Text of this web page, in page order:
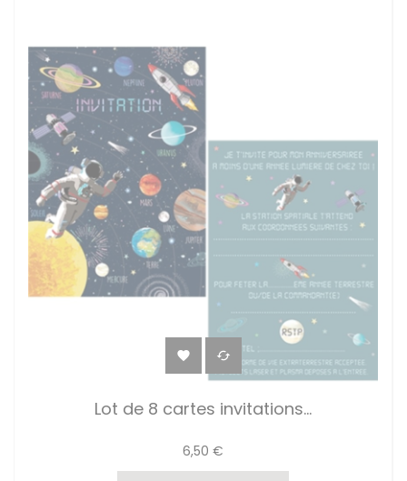
 
Lot de 8 cartes invitations...
6,50 €